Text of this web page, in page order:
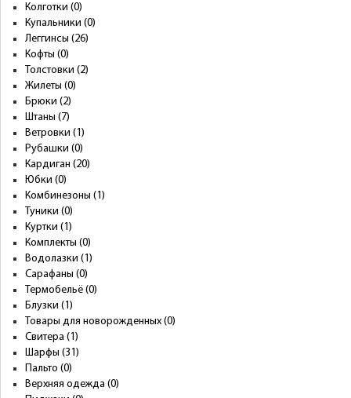
Колготки (0)
Купальники (0)
Леггинсы (26)
Кофты (0)
Толстовки (2)
Жилеты (0)
Брюки (2)
Штаны (7)
Ветровки (1)
Рубашки (0)
Кардиган (20)
Юбки (0)
Комбинезоны (1)
Туники (0)
Куртки (1)
Комплекты (0)
Водолазки (1)
Сарафаны (0)
Термобельё (0)
Блузки (1)
Товары для новорожденных (0)
Свитера (1)
Шарфы (31)
Пальто (0)
Верхняя одежда (0)